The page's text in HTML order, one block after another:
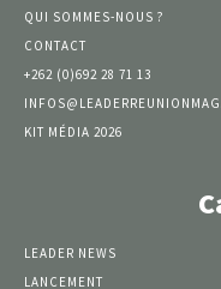
QUI SOMMES-NOUS ?
CONTACT
+262 (0)692 28 71 13
KIT MÉDIA 2026
LEADER NEWS
LANCEMENT